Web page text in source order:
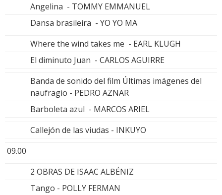
Angelina - TOMMY EMMANUEL
Dansa brasileira - YO YO MA
Where the wind takes me - EARL KLUGH
El diminuto Juan - CARLOS AGUIRRE
Banda de sonido del film Últimas imágenes del
naufragio - PEDRO AZNAR
Barboleta azul - MARCOS ARIEL
Callejón de las viudas - INKUYO
09.00
2 OBRAS DE ISAAC ALBÉNIZ
Tango - POLLY FERMAN